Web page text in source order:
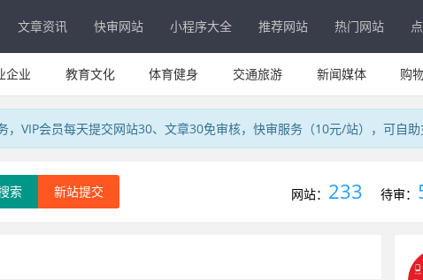
文章资讯 快审网站 小程序大全 推荐网站 热门网站
企业 教育文化 体育健身 交通旅游 新闻媒体 购
VIP会员每天提交网站30、文章30免审核，快审服务（10元/站），可自助
新站提交
索 网站： 233 待审：